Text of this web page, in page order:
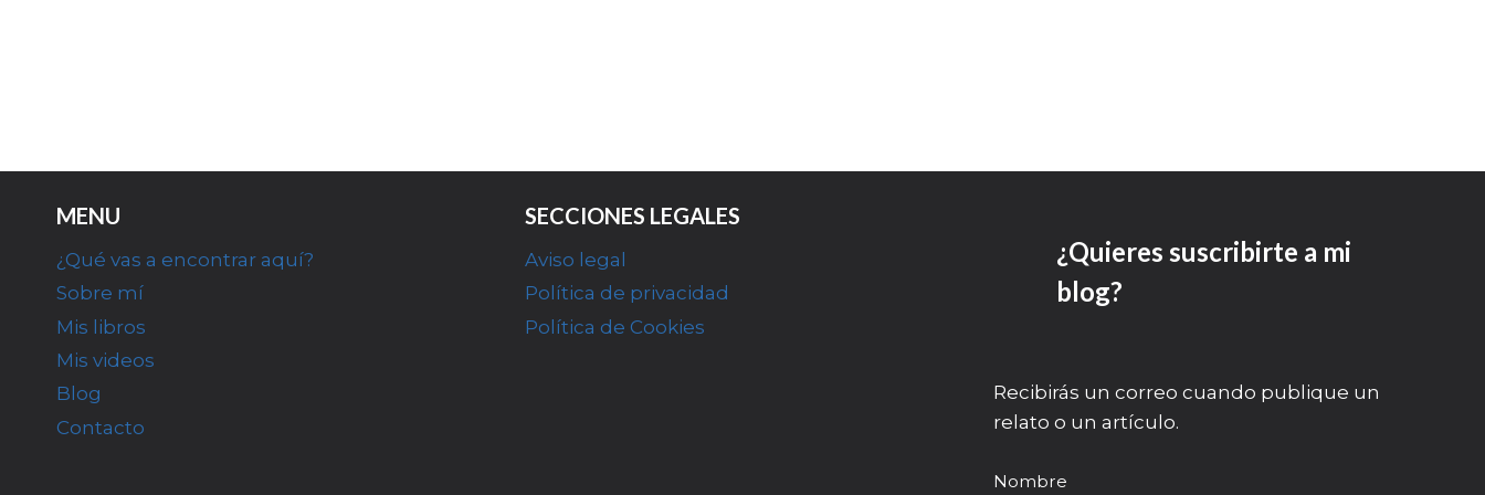
MENU
¿Qué vas a encontrar aquí?
Sobre mí
Mis libros
Mis videos
Blog
Contacto
SECCIONES LEGALES
Aviso legal
Política de privacidad
Política de Cookies
¿Quieres suscribirte a mi
blog?
Recibirás un correo cuando publique un
relato o un artículo.
Nombre